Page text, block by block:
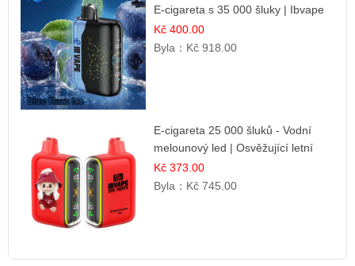
E-cigareta s 35 000 šluky | Ibvape
Kč 400.00
Byla： Kč 918.00
E-cigareta 25 000 šluků - Vodní
melounový led | Osvěžující letní
příchuť
Kč 373.00
Byla： Kč 745.00